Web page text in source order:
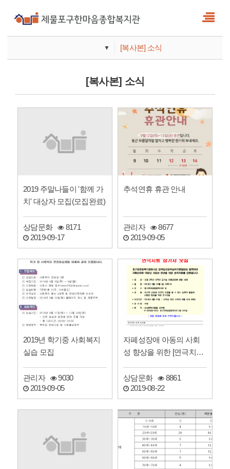
▼
기관안내
[복사본] 소식
[복사본] 소식
2019 주말나들이 '함께 가
치' 대상자 모집(모집완료)
상담문화
8171
2019-09-17
추석연휴 휴관 안내
관리자
8677
2019-09-05
2019년 학기중 사회복지
실습 모집
관리자
9030
2019-09-05
자폐성장애 아동의 사회
성 향상을 위한 [연극치료
상담문화
8861
2019-08-22